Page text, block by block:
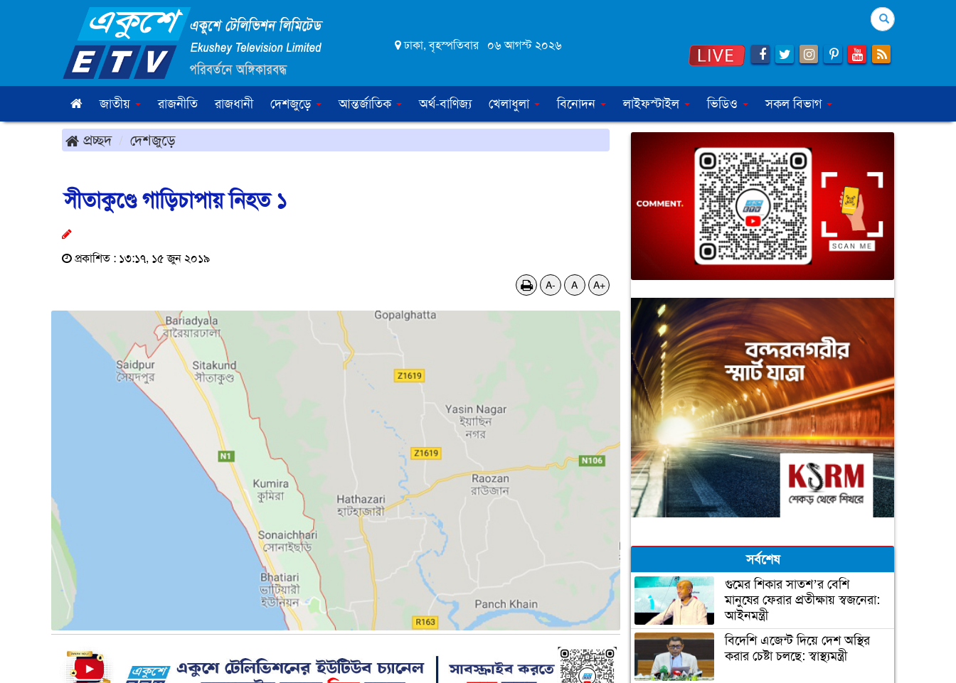
ঢাকা, বৃহস্পতিবার ০৬ আগস্ট ২০২৬
Search
জাতীয় রাজনীতি রাজধানী দেশজুড়ে আন্তর্জাতিক অর্থ-বাণিজ্য খেলাধুলা বিনোদন লাইফস্টাইল ভিডিও সকল বিভাগ
প্রচ্ছদ দেশজুড়ে
সীতাকুণ্ডে গাড়িচাপায় নিহত ১
প্রকাশিত : ১৩:১৭, ১৫ জুন ২০১৯
A- A A+
সর্বশেষ
গুমের শিকার সাতশ’র বেশি
মানুষের ফেরার প্রতীক্ষায় স্বজনেরা:
আইনমন্ত্রী
বিদেশি এজেন্ট দিয়ে দেশ অস্থির
করার চেষ্টা চলছে: স্বাস্থ্যমন্ত্রী